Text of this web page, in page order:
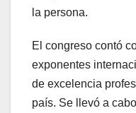
la persona.
El congreso contó
exponentes
de excelencia
país. Se llevó a